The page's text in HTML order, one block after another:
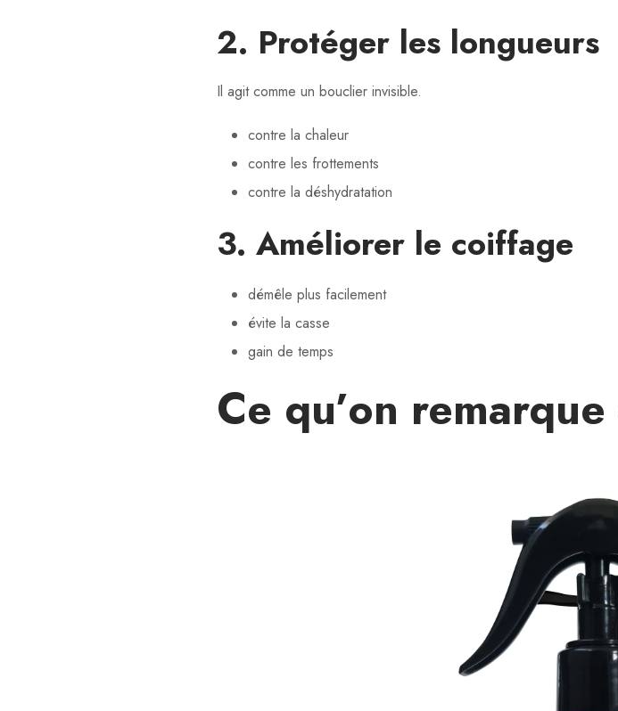
2. Protéger les longueurs
Il agit comme un bouclier invisible.
contre la chaleur
contre les frottements
contre la déshydratation
3. Améliorer le coiffage
démêle plus facilement
évite la casse
gain de temps
Ce qu’on